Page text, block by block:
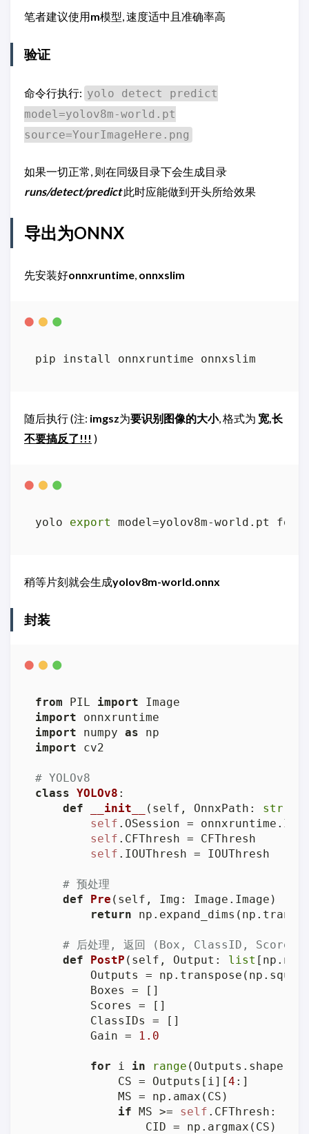
笔者建议使用m模型, 速度适中且准确率高
验证
命令行执行: yolo detect predict
model=yolov8m-world.pt
source=YourImageHere.png
如果一切正常, 则在同级目录下会生成目录
runs/detect/predict此时应能做到开头所给效果
导出为ONNX
先安装好onnxruntime, onnxslim
pip install onnxruntime onnxslim
随后执行 (注: imgsz为要识别图像的大小, 格式为 宽,长
不要搞反了!!! )
yolo export model=yolov8m-world.pt
稍等片刻就会生成yolov8m-world.onnx
封装
from PIL import
import
import numpy as
import cv2
# YOLOv8
class YOLOv8 :
def
__init__ ( self, OnnxPath: str
self .OSession =
self .CFThresh = CFThresh
self .IOUThresh = IOUThresh
# 预处理
def
Pre ( self, Img: Image.Image ) ->
return
# 后处理, 返回 (Box, ClassID, Score)
def
PostP ( self, Output: list
Outputs =
        Boxes = []
        Scores = []
        ClassIDs = []
        Gain =
1.0
for i in range (Outputs.shape[
            CS = Outputs[i][
4 :]
            MS = np.amax(CS)
if MS >= self .CFThresh:
                CID = np.argmax(CS)